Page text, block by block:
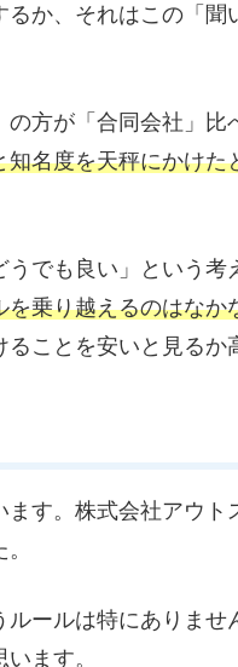
るか、それはこの「
方が「合同会社」
知名度を天秤にかけた
でも良い」という考
乗り越えるのはなか
ことを安いと見るか
す。株式会社アウ
ールは特にありませ
ます。